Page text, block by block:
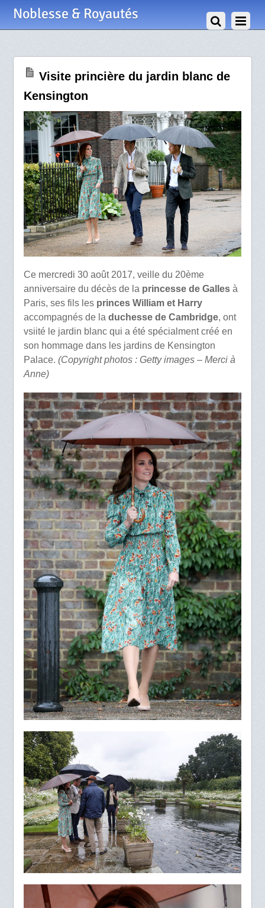
Noblesse & Royautés
Visite princière du jardin blanc de
Kensington
Ce mercredi 30 août 2017, veille du 20ème
anniversaire du décès de la princesse de Gallesà
Paris, ses fils lesprinces William et Harry
accompagnés de la duchesse de Cambridge, ont
vsiité le jardin blanc qui a été spécialment créé en
son hommage dans les jardins de Kensington
Palace. (Copyright photos : Getty images – Merci à
Anne)